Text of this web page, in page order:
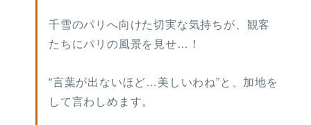
千雪のパリへ向けた切実な気持ちが、観客
たちにパリの風景を見せ…！
“言葉が出ないほど…美しいわね”と、加地を
して言わしめます。